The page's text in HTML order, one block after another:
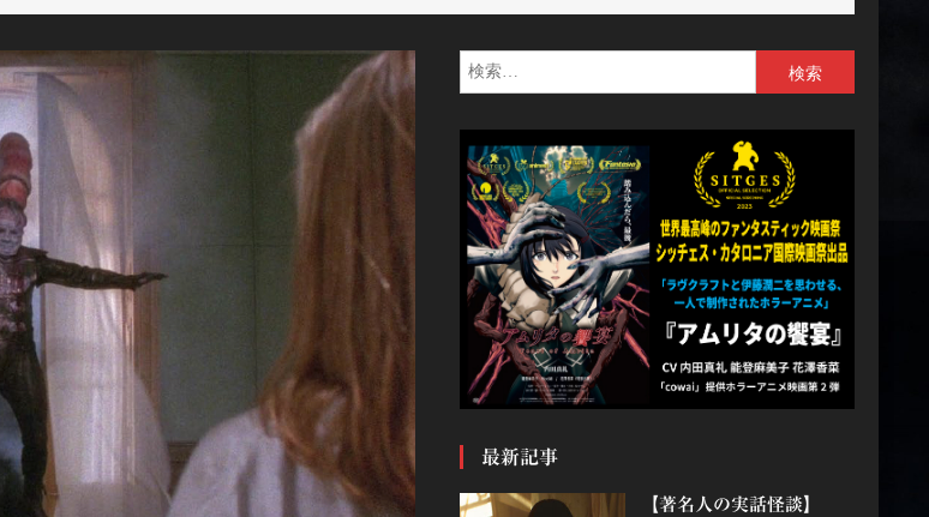
索:
最新記事
【著名人の実話怪談】